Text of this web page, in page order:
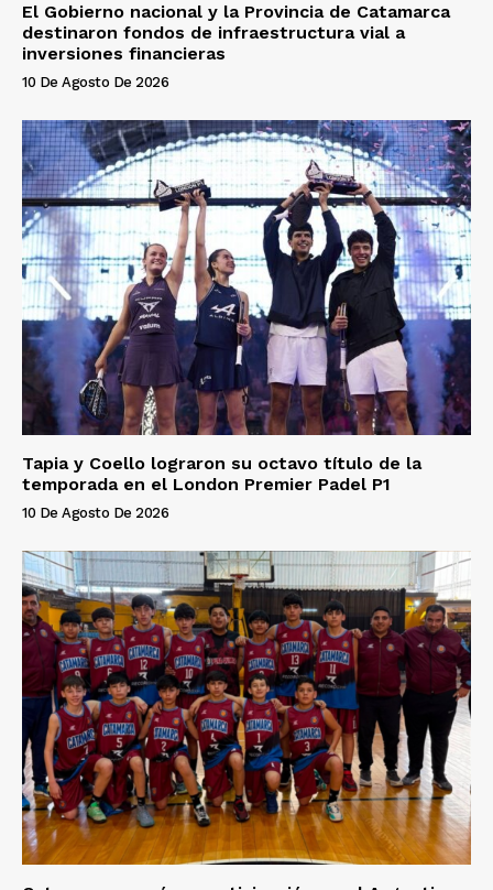
El Gobierno nacional y la Provincia de Catamarca
destinaron fondos de infraestructura vial a
inversiones financieras
10 De Agosto De 2026
Tapia y Coello lograron su octavo título de la
temporada en el London Premier Padel P1
10 De Agosto De 2026